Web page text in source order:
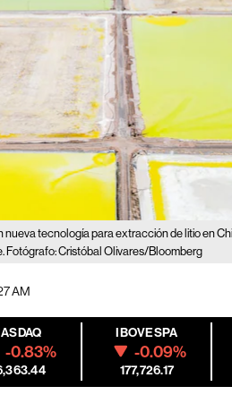
tecnología para extracción de litio en
Fotógrafo: Cristóbal Olivares/Bloomberg
AM
-0.83%
IBOVESPA
-0.09%
177,726.17